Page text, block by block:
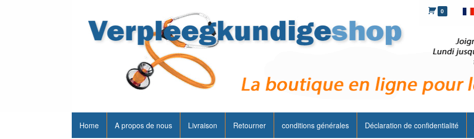
0
Home A propos de nous Livraison Retourner conditions générales Déclaration de confidentialité